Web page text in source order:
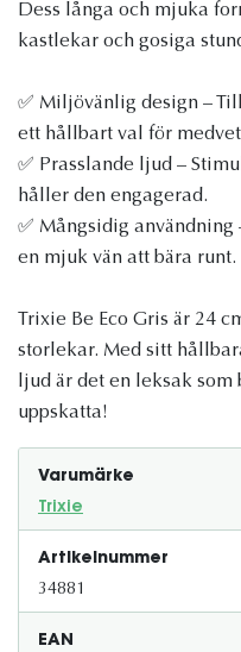
Dess långa och mjuka
kastlekar och gosiga
✅ Miljövänlig design –
ett hållbart val för
✅ Prasslande ljud –
håller den engagerad.
✅ Mångsidig
en mjuk vän att bära runt.
Trixie Be Eco Gris är 24
storlekar. Med sitt
ljud är det en leksak
uppskatta!
Varumärke
Trixie
Artikelnummer
34881
EAN